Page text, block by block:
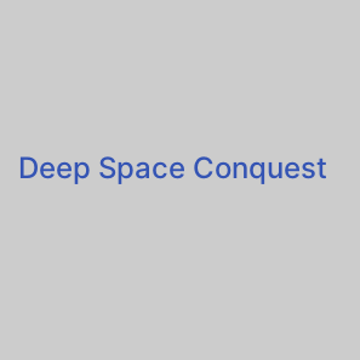
Deep Space Conquest